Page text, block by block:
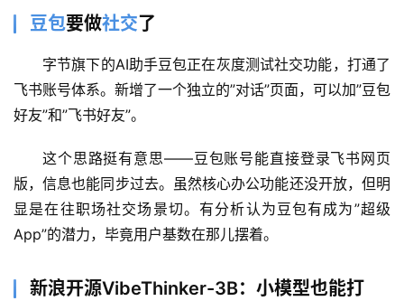
豆包要做社交了
字节旗下的AI助手豆包正在灰度测试社交功能，打通了
飞书账号体系。新增了一个独立的”对话”页面，可以加”豆包
好友”和”飞书好友”。
这个思路挺有意思——豆包账号能直接登录飞书网页
版，信息也能同步过去。虽然核心办公功能还没开放，但明
显是在往职场社交场景切。有分析认为豆包有成为”超级
App”的潜力，毕竟用户基数在那儿摆着。
新浪开源VibeThinker-3B：小模型也能打